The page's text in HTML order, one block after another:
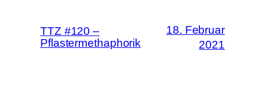
TTZ #120 –
Pflastermethaphorik
18. Februar
2021